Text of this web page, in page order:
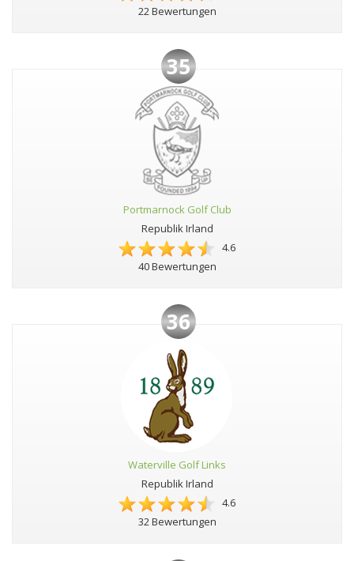
22 Bewertungen
35
Portmarnock Golf Club
Republik Irland
4.6
40 Bewertungen
36
Waterville Golf Links
Republik Irland
4.6
32 Bewertungen